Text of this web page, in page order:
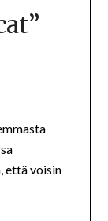
”
että voisin